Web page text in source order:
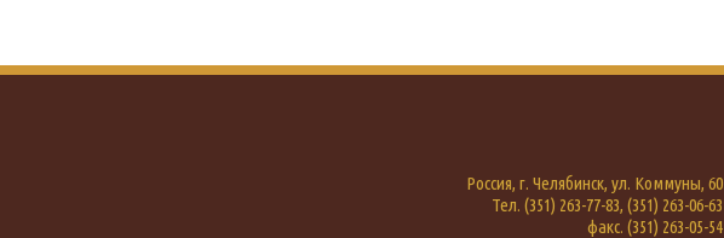
Россия, г. Челябинск, ул. Коммуны, 60
Тел. (351) 263-77-83, (351) 263-06-63
факс. (351) 263-05-54